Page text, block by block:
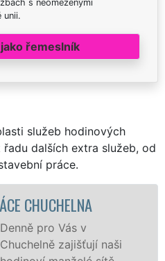
s neomezenými
unii.
řemeslník
služeb hodinových
dalších extra služeb, od
práce.
Vás v
zajišťují naši